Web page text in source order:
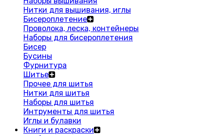
Нитки для вышивания, иглы
Бисероплетение
Проволока, леска, контейнеры
Наборы для бисероплетения
Бисер
Бусины
Фурнитура
Шитье
Прочее для шитья
Нитки для шитья
Наборы для шитья
Интрументы для шитья
Иглы и булавки
Книги и раскраски